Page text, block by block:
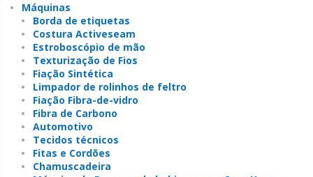
Máquinas
Borda de etiquetas
Costura Activeseam
Estroboscópio de mão
Texturização de Fios
Fiação Sintética
Limpador de rolinhos de feltro
Fiação Fibra-de-vidro
Fibra de Carbono
Automotivo
Tecidos técnicos
Fitas e Cordões
Chamuscadeira